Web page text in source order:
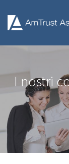
I nostri